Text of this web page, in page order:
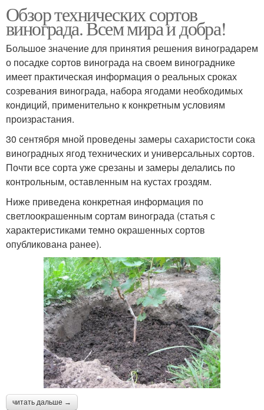
Обзор технических сортов
винограда. Всем мира и добра!
Большое значение для принятия решения виноградарем
о посадке сортов винограда на своем винограднике
имеет практическая информация о реальных сроках
созревания винограда, набора ягодами необходимых
кондиций, применительно к конкретным условиям
произрастания.
30 сентября мной проведены замеры сахаристости сока
виноградных ягод технических и универсальных сортов.
Почти все сорта уже срезаны и замеры делались по
контрольным, оставленным на кустах гроздям.
Ниже приведена конкретная информация по
светлоокрашенным сортам винограда (статья с
характеристиками темно окрашенных сортов
опубликована ранее).
читать дальше →